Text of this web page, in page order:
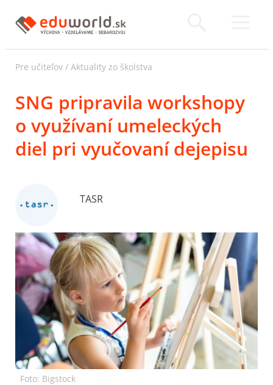
Pre učiteľov / Aktuality zo školstva
SNG pripravila workshopy
o využívaní umeleckých
diel pri vyučovaní dejepisu
TASR
Foto: Bigstock